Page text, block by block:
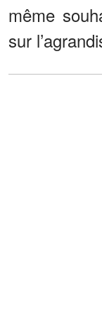
même
sur